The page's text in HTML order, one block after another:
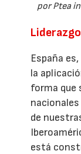
por Ptea
España
la
forma que
de
está